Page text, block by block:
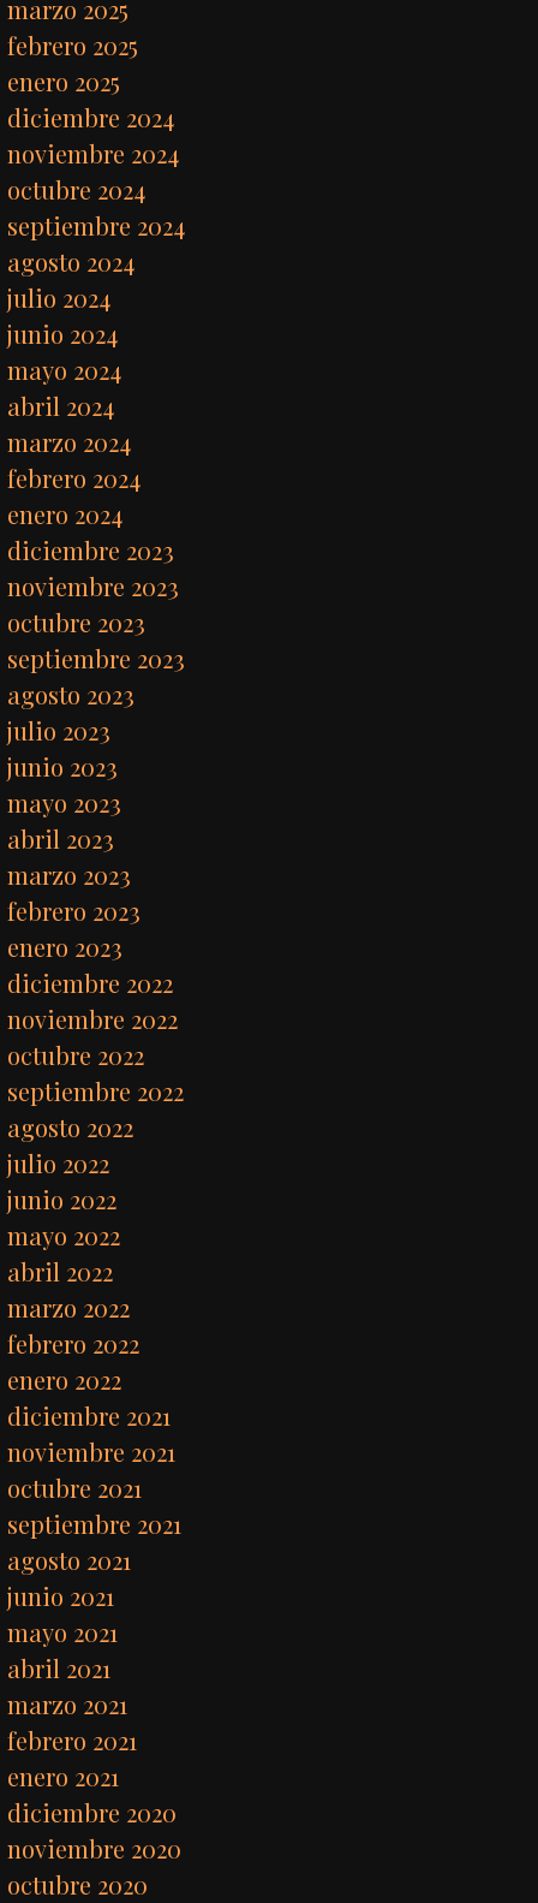
marzo 2025
febrero 2025
enero 2025
diciembre 2024
noviembre 2024
octubre 2024
septiembre 2024
agosto 2024
julio 2024
junio 2024
mayo 2024
abril 2024
marzo 2024
febrero 2024
enero 2024
diciembre 2023
noviembre 2023
octubre 2023
septiembre 2023
agosto 2023
julio 2023
junio 2023
mayo 2023
abril 2023
marzo 2023
febrero 2023
enero 2023
diciembre 2022
noviembre 2022
octubre 2022
septiembre 2022
agosto 2022
julio 2022
junio 2022
mayo 2022
abril 2022
marzo 2022
febrero 2022
enero 2022
diciembre 2021
noviembre 2021
octubre 2021
septiembre 2021
agosto 2021
junio 2021
mayo 2021
abril 2021
marzo 2021
febrero 2021
enero 2021
diciembre 2020
noviembre 2020
octubre 2020